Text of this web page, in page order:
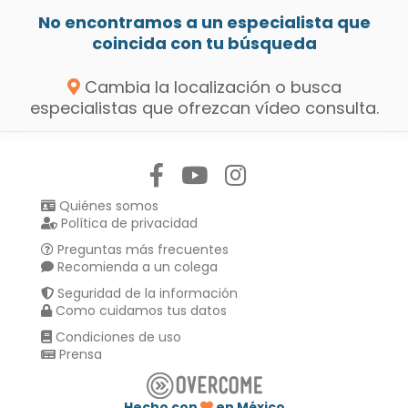
No encontramos a un especialista que
coincida con tu búsqueda
Cambia la localización o busca
especialistas que ofrezcan vídeo consulta.
Quiénes somos
Política de privacidad
Preguntas más frecuentes
Recomienda a un colega
Seguridad de la información
Como cuidamos tus datos
Condiciones de uso
Prensa